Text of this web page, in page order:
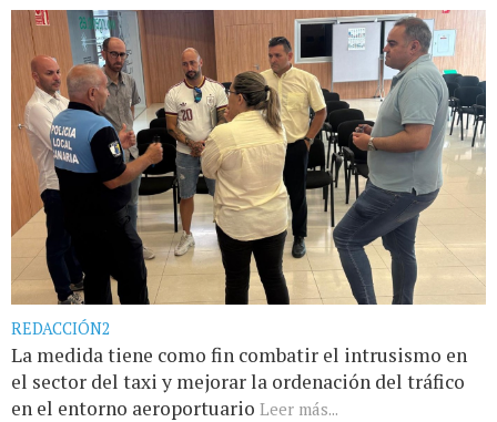
REDACCIÓN2
La medida tiene como fin combatir el intrusismo en
el sector del taxi y mejorar la ordenación del tráfico
en el entorno aeroportuario Leer más...